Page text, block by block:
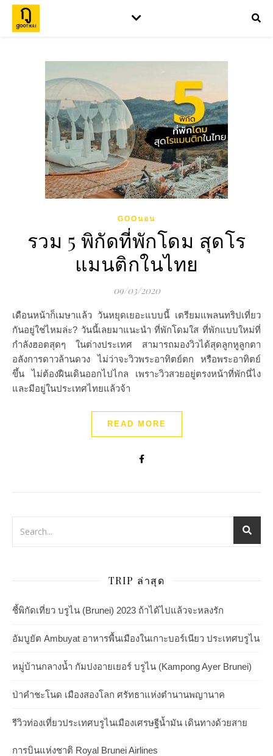
GOOนอน
รวม 5 พิกัดที่พักโดม สุดโร
แมนติกในไทย
09/03/2020
เดือนหน้าก็เมษาแล้ว วันหยุดเยอะแบบนี้ เตรียมแพลนทริปเที่ยว
กันอยู่ใช่ไหมล่ะ? วันนี้เลยมาแนะนำ ที่พักโดมใส ที่พักแบบใหม่ที่
กำลังฮอตสุดๆ ในต่างประเทศ สามารถมองวิวได้สุดลูกหูลูกตา
อลังการดาวล้านดวง ไม่ว่าจะวิวพระอาทิตย์ตก หรือพระอาทิตย์
ขึ้น ไม่ต้องฝืนเดินออกไปไกล เพราะวิวสวยอยู่ตรงหน้าที่พักนี่ไง
และมีอยู่ในประเทศไทยแล้วจ้า
READ MORE
TRIP ล่าสุด
ชี้พิกัดเที่ยว บรูไน (Brunei) 2023 ถ้าได้ไปแล้วจะหลงรัก
อัมบูยัต Ambuyat อาหารพื้นเมืองในเกาะบอร์เนียว ประเทศบรูไน
หมู่บ้านกลางน้ำ กัมปงอายเยอร์ บรูไน (Kampong Ayer Brunei)
ป่าคำชะโนด เมืองสองโลก ศรัทธาแห่งตำนานพญานาค
รีวิวท่องเที่ยวประเทศบรูไนเมืองเศรษฐีน้ำมัน เดินทางด้วยสาย
การบินแห่งชาติ Royal Brunei Airlines